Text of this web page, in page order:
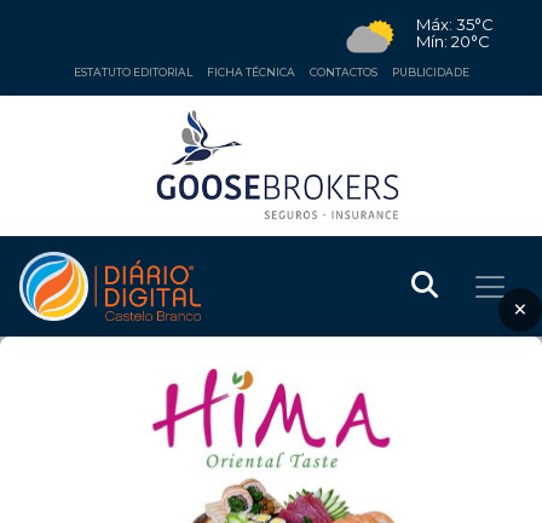
Máx: 35°C
Mín: 20°C
ESTATUTO EDITORIAL FICHA TÉCNICA CONTACTOS PUBLICIDADE
×